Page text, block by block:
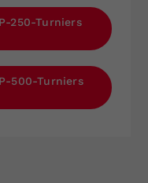
250-Turniers
500-Turniers